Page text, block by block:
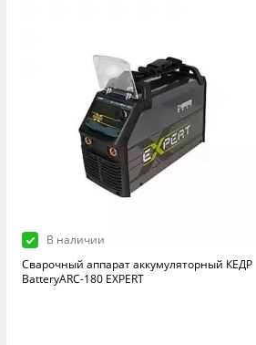
В наличии
Сварочный аппарат аккумуляторный КЕДР
BatteryARC-180 EXPERT